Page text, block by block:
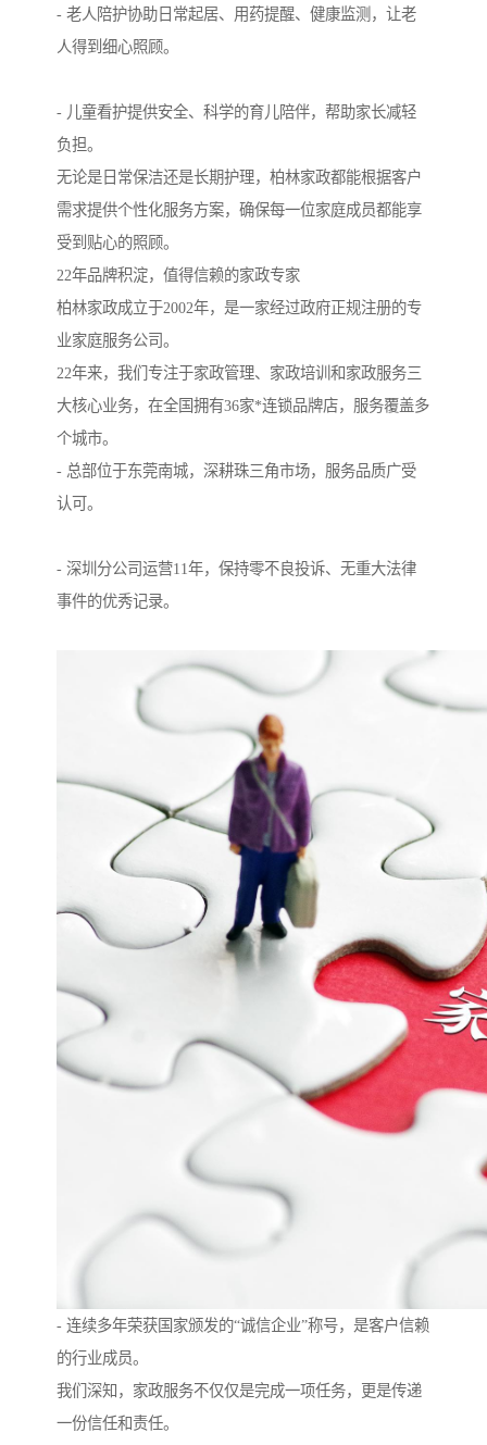
- 老人陪护协助日常起居、用药提醒、健康监测，让老
人得到细心照顾。
- 儿童看护提供安全、科学的育儿陪伴，帮助家长减轻
负担。
无论是日常保洁还是长期护理，柏林家政都能根据客户
需求提供个性化服务方案，确保每一位家庭成员都能享
受到贴心的照顾。
22年品牌积淀，值得信赖的家政专家
柏林家政成立于2002年，是一家经过政府正规注册的专
业家庭服务公司。
22年来，我们专注于家政管理、家政培训和家政服务三
大核心业务，在全国拥有36家*连锁品牌店，服务覆盖多
个城市。
- 总部位于东莞南城，深耕珠三角市场，服务品质广受
认可。
- 深圳分公司运营11年，保持零不良投诉、无重大法律
事件的优秀记录。
- 连续多年荣获国家颁发的“诚信企业”称号，是客户信赖
的行业成员。
我们深知，家政服务不仅仅是完成一项任务，更是传递
一份信任和责任。